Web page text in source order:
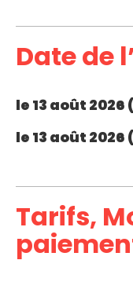
Date de
le 13 août 2026 (
le 13 août 2026 (
Tarifs,